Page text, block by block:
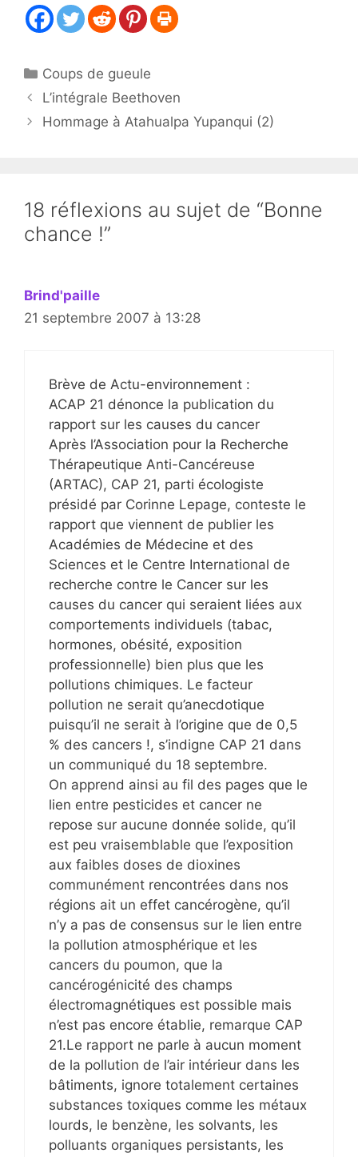
Catégories
Coups de gueule
L’intégrale Beethoven
Hommage à Atahualpa Yupanqui (2)
18 réflexions au sujet de “Bonne
chance !”
Brind'paille
21 septembre 2007 à 13:28
Brève de Actu-environnement :
ACAP 21 dénonce la publication du
rapport sur les causes du cancer
Après l’Association pour la Recherche
Thérapeutique Anti-Cancéreuse
(ARTAC), CAP 21, parti écologiste
présidé par Corinne Lepage, conteste le
rapport que viennent de publier les
Académies de Médecine et des
Sciences et le Centre International de
recherche contre le Cancer sur les
causes du cancer qui seraient liées aux
comportements individuels (tabac,
hormones, obésité, exposition
professionnelle) bien plus que les
pollutions chimiques. Le facteur
pollution ne serait qu’anecdotique
puisqu’il ne serait à l’origine que de 0,5
% des cancers !, s’indigne CAP 21 dans
un communiqué du 18 septembre.
On apprend ainsi au fil des pages que le
lien entre pesticides et cancer ne
repose sur aucune donnée solide, qu’il
est peu vraisemblable que l’exposition
aux faibles doses de dioxines
communément rencontrées dans nos
régions ait un effet cancérogène, qu’il
n’y a pas de consensus sur le lien entre
la pollution atmosphérique et les
cancers du poumon, que la
cancérogénicité des champs
électromagnétiques est possible mais
n’est pas encore établie, remarque CAP
21.Le rapport ne parle à aucun moment
de la pollution de l’air intérieur dans les
bâtiments, ignore totalement certaines
substances toxiques comme les métaux
lourds, le benzène, les solvants, les
polluants organiques persistants, les